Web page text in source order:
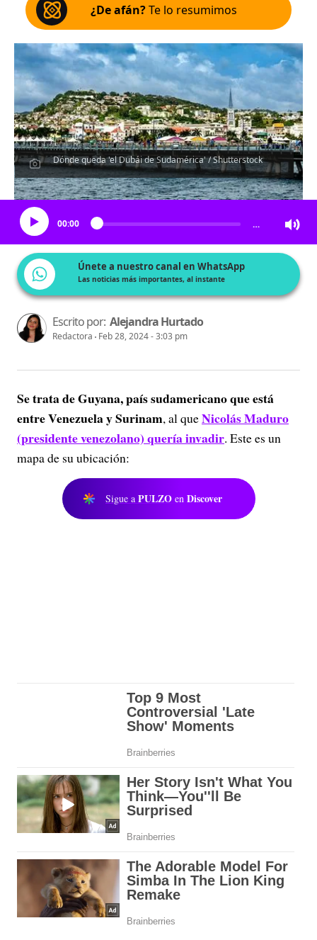
¿De afán?Te lo resumimos
Dónde queda 'el Dubái de Sudamérica' / Shutterstock
Escucha el artículo
00:00 …
Únete a nuestro canal en WhatsApp
Las noticias más importantes, al instante
Escrito por: Alejandra Hurtado
Redactora Feb 28, 2024 - 3:03 pm
Se trata de Guyana, país sudamericano que está
entre Venezuela y Surinam, al queNicolás Maduro
(presidente venezolano) quería invadir. Este es un
mapa de su ubicación:
Sigue a PULZO en Discover